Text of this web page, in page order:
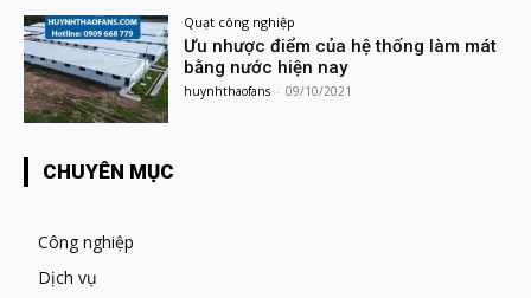
Quạt công nghiệp
Ưu nhược điểm của hệ thống làm mát
bằng nước hiện nay
huynhthaofans - 09/10/2021
CHUYÊN MỤC
Công nghiệp
Dịch vụ